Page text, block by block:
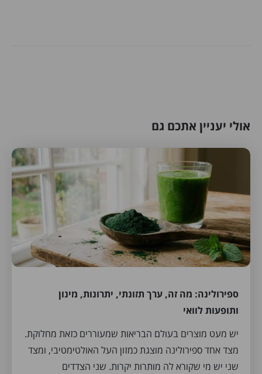
אולי יעניין אתכם גם
ספירולינה: מה זה, ערך תזונתי, יתרונות, מינון
ותופעות לוואי
יש מעט מוצרים בעולם הבריאות שמעוררים כזאת מחלוקת.
מצד אחד ספירולינה מוצגת כמזון העל האולטימטיבי, ומצד
שני יש מי שקורא לה מותרות יקרות. שני הצדדים